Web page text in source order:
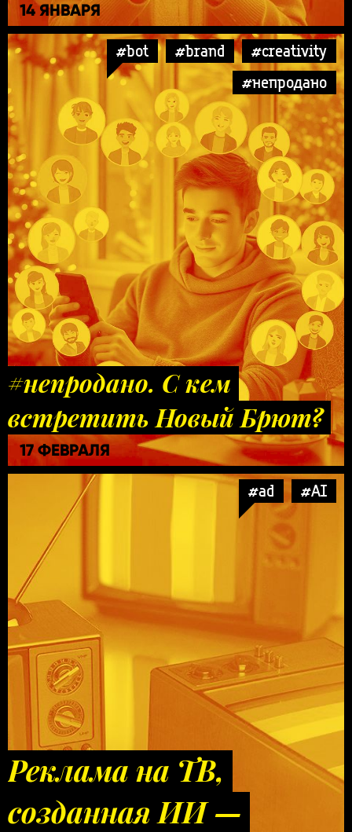
14 ЯНВАРЯ
#bot #brand
#creativity
#непродано
#непродано. С кем
встретить Новый Брют?
17 ФЕВРАЛЯ
#ad #AI
Реклама на ТВ,
созданная ИИ —